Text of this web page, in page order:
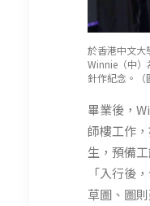
於香港中文大
Winnie（中）
針作紀念。（
畢業後，
師樓工作
生，預備
「入行後
草圖、圖